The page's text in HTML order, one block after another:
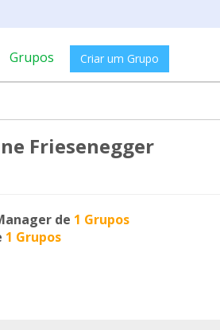
Grupos Criar um Grupo
Friesenegger
de 1 Grupos
1 Grupos